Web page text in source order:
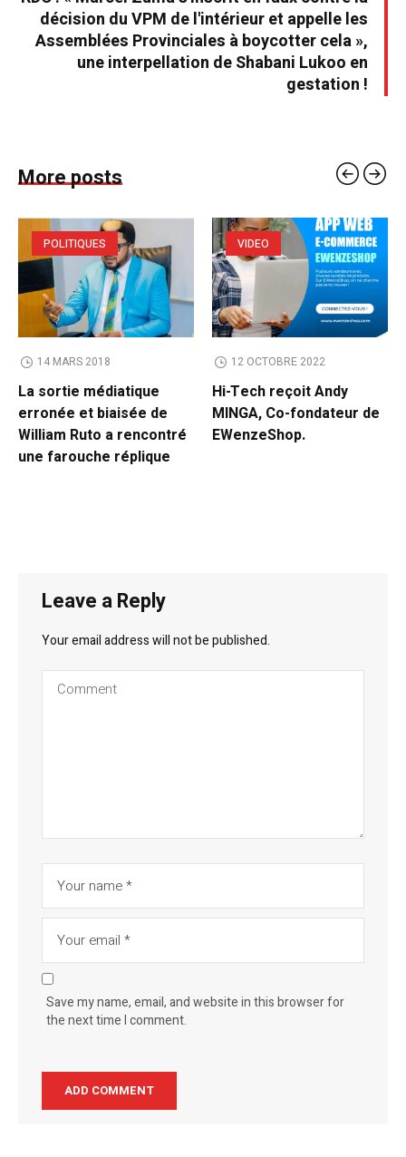
décision du VPM de l'intérieur et appelle les
Assemblées Provinciales à boycotter cela »,
une interpellation de Shabani Lukoo en
gestation !
More posts
POLITIQUES
14 MARS 2018
La sortie médiatique
erronée et biaisée de
William Ruto a rencontré
une farouche réplique
VIDEO
12 OCTOBRE 2022
Hi-Tech reçoit Andy
MINGA, Co-fondateur de
EWenzeShop.
Leave a Reply
Your email address will not be published.
Save my name, email, and website in this browser for
the next time I comment.